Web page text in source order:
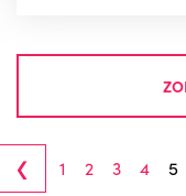
‹ 1 2 3 4 5